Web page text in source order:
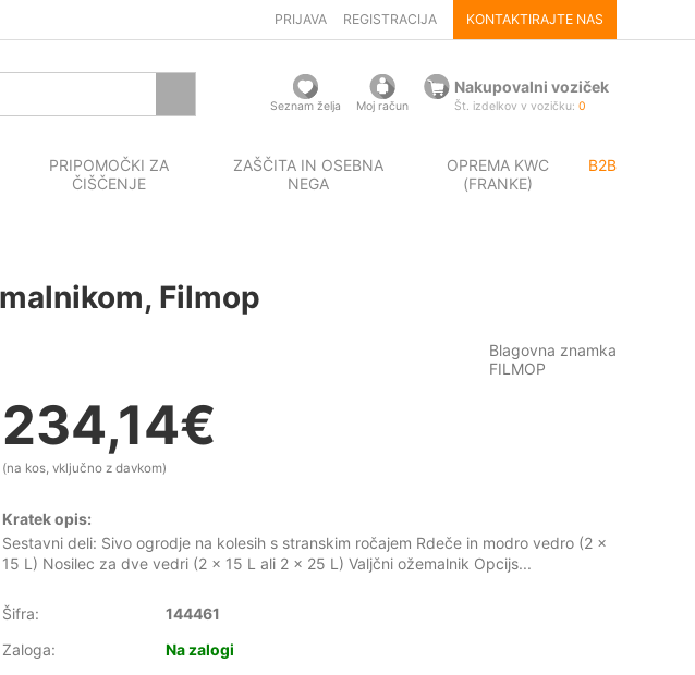
PRIJAVA REGISTRACIJA KONTAKTIRAJTE NAS
Seznam želja Moj račun
Nakupovalni voziček
Št. izdelkov v vozičku: 0
PRIPOMOČKI ZA
ČIŠČENJE
ZAŠČITA IN OSEBNA
NEGA
OPREMA KWC
(FRANKE)
B2B
Filmop
Blagovna znamka
FILMOP
234,14€
(na kos, vključno z davkom)
Kratek opis:
Sestavni deli: Sivo ogrodje na kolesih s stranskim ročajem Rdeče in modro vedro (2 x
15 L) Nosilec za dve vedri (2 x 15 L ali 2 x 25 L) Valjčni ožemalnik Opcijs...
Šifra:
144461
Zaloga:
Na zalogi